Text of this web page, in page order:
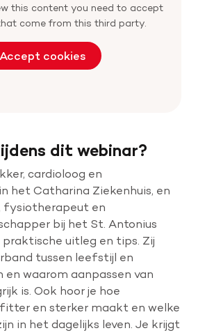
this content you need to accept
come from this third party.
Accept cookies
dit webinar?
cardioloog en
het Catharina Ziekenhuis, en
fysiotherapeut en
bij het St. Antonius
praktische uitleg en tips. Zij
tussen leefstijl en
waarom aanpassen van
is. Ook hoor je hoe
en sterker maakt en welke
in het dagelijks leven. Je krijgt